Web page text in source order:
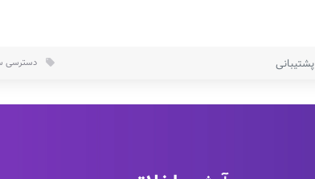
پشتیبانی local_offer دسترسی